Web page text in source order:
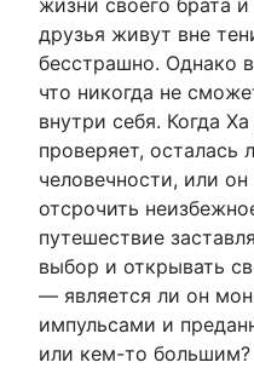
жизни своего брата
друзья живут вне
бесстрашно. Однако
что никогда не
внутри себя. Когда
проверяет, осталась
человечности, или
отсрочить
путешествие
выбор и открывать
— является ли он
импульсами и
или кем-то большим?